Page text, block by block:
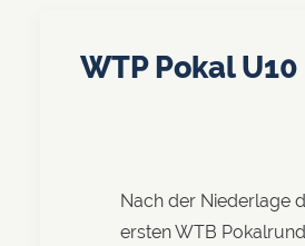
WTP Pokal U10
Nach der Niederlage
ersten WTB